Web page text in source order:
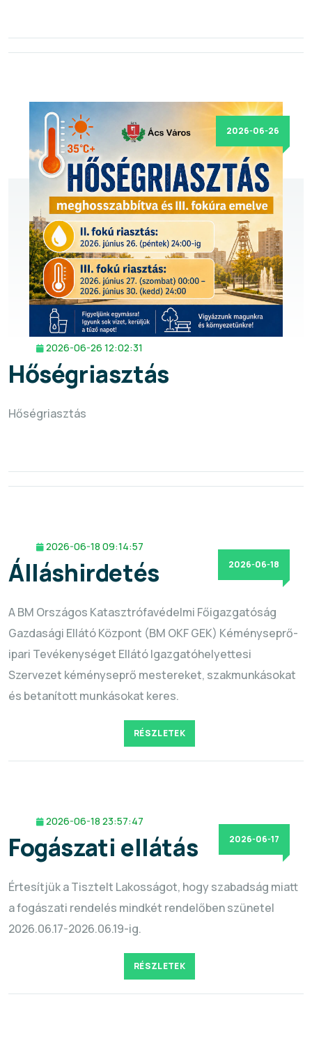
2026-06-26
2026-06-26 12:02:31
Hőségriasztás
Hőségriasztás
2026-06-18
2026-06-18 09:14:57
Álláshirdetés
A BM Országos Katasztrófavédelmi Főigazgatóság
Gazdasági Ellátó Központ (BM OKF GEK) Kéményseprő-
ipari Tevékenységet Ellátó Igazgatóhelyettesi
Szervezet kéményseprő mestereket, szakmunkásokat
és betanított munkásokat keres.
RÉSZLETEK
2026-06-17
2026-06-18 23:57:47
Fogászati ellátás
Értesítjük a Tisztelt Lakosságot, hogy szabadság miatt
a fogászati rendelés mindkét rendelőben szünetel
2026.06.17-2026.06.19-ig.
RÉSZLETEK